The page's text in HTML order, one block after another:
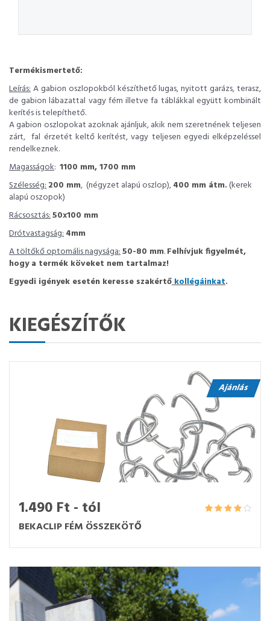
Termékismertető:
Leírás:A gabion oszlopokból készíthető lugas, nyitott garázs, terasz,
de gabion lábazattal vagy fém illetve fa táblákkal együtt kombinált
kerítés is telepíthető.
A gabion oszlopokat azoknak ajánljuk, akik nem szeretnének teljesen
zárt, fal érzetét keltő kerítést, vagy teljesen egyedi elképzeléssel
rendelkeznek.
Magasságok: 1100 mm, 1700 mm
Szélesség:200 mm, (négyzet alapú oszlop),400 mm átm.(kerek
alapú oszopok)
Rácsosztás:50x100 mm
Drótvastagság:4mm
A töltőkő optomális nagysága:50-80 mm.Felhívjuk figyelmét,
hogy a termék köveket nem tartalmaz!
Egyedi igények esetén keresse szakértőkollégáinkat.
KIEGÉSZÍTŐK
Ajánlás
1.490 Ft - tól
BEKACLIP FÉM ÖSSZEKÖTŐ